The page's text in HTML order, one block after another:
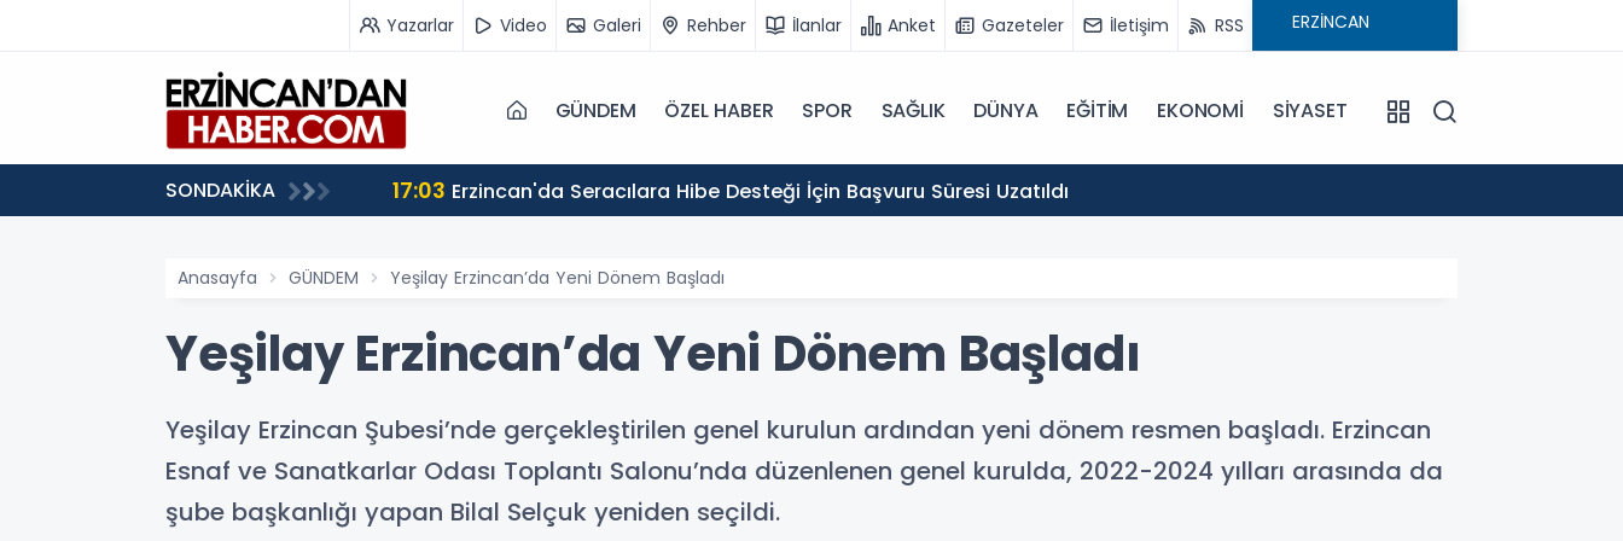
Yazarlar Video Galeri Rehber İlanlar Anket Gazeteler İletişim RSS
GÜNDEM ÖZEL HABER SPOR SAĞLIK DÜNYA EĞİTİM EKONOMİ SİYASET
SONDAKİKA 17:03 Erzincan'da Seracılara Hibe Desteği İçin Başvuru Süresi Uzatıldı
Anasayfa GÜNDEM Yeşilay Erzincan’da Yeni Dönem Başladı
Yeşilay Erzincan’da Yeni Dönem Başladı
Yeşilay Erzincan Şubesi’nde gerçekleştirilen genel kurulun ardından yeni dönem resmen başladı. Erzincan
Esnaf ve Sanatkarlar Odası Toplantı Salonu’nda düzenlenen genel kurulda, 2022-2024 yılları arasında da
şube başkanlığı yapan Bilal Selçuk yeniden seçildi.